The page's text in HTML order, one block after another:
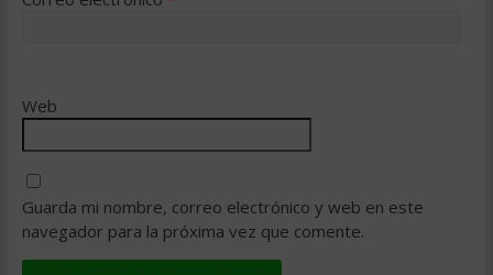
Web
Guarda mi nombre, correo electrónico y web en este
navegador para la próxima vez que comente.